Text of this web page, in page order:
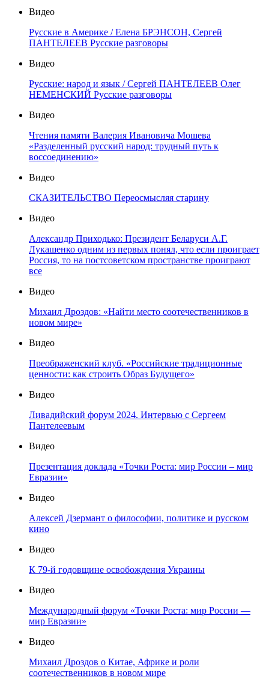
Видео
Русские в Америке / Елена БРЭНСОН, Сергей
ПАНТЕЛЕЕВ Русские разговоры
Видео
Русские: народ и язык / Сергей ПАНТЕЛЕЕВ Олег
НЕМЕНСКИЙ Русские разговоры
Видео
Чтения памяти Валерия Ивановича Мошева
«Разделенный русский народ: трудный путь к
воссоединению»
Видео
СКАЗИТЕЛЬСТВО Переосмысляя старину
Видео
Александр Приходько: Президент Беларуси А.Г.
Лукашенко одним из первых понял, что если проиграет
Россия, то на постсоветском пространстве проиграют
все
Видео
Михаил Дроздов: «Найти место соотечественников в
новом мире»
Видео
Преображенский клуб. «Российские традиционные
ценности: как строить Образ Будущего»
Видео
Ливадийский форум 2024. Интервью с Сергеем
Пантелеевым
Видео
Презентация доклада «Точки Роста: мир России – мир
Евразии»
Видео
Алексей Дзермант о философии, политике и русском
кино
Видео
К 79-й годовщине освобождения Украины
Видео
Международный форум «Точки Роста: мир России —
мир Евразии»
Видео
Михаил Дроздов о Китае, Африке и роли
соотечественников в новом мире